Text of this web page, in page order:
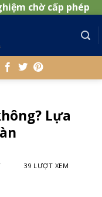
chờ cấp phép
Lựa
39 LƯỢT XEM